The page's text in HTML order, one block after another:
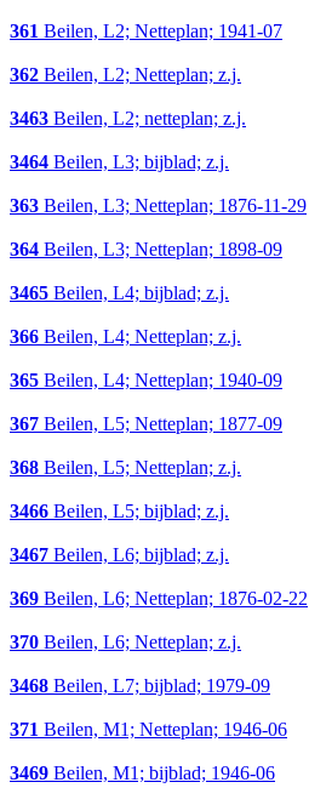
361 Beilen, L2; Netteplan; 1941-07
362 Beilen, L2; Netteplan; z.j.
3463 Beilen, L2; netteplan; z.j.
3464 Beilen, L3; bijblad; z.j.
363 Beilen, L3; Netteplan; 1876-11-29
364 Beilen, L3; Netteplan; 1898-09
3465 Beilen, L4; bijblad; z.j.
366 Beilen, L4; Netteplan; z.j.
365 Beilen, L4; Netteplan; 1940-09
367 Beilen, L5; Netteplan; 1877-09
368 Beilen, L5; Netteplan; z.j.
3466 Beilen, L5; bijblad; z.j.
3467 Beilen, L6; bijblad; z.j.
369 Beilen, L6; Netteplan; 1876-02-22
370 Beilen, L6; Netteplan; z.j.
3468 Beilen, L7; bijblad; 1979-09
371 Beilen, M1; Netteplan; 1946-06
3469 Beilen, M1; bijblad; 1946-06